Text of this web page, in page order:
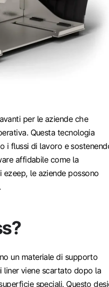
per le aziende che
Questa tecnologia
i flussi di lavoro e
affidabile come la
ezeep, le aziende possono
un materiale di supporto
liner viene scartato dopo la
speciali. Questo